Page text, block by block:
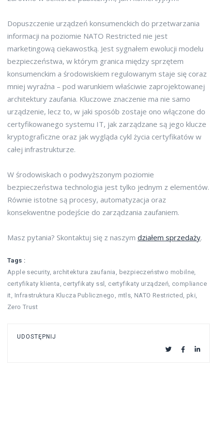
Dopuszczenie urządzeń konsumenckich do przetwarzania
informacji na poziomie NATO Restricted nie jest
marketingową ciekawostką. Jest sygnałem ewolucji modelu
bezpieczeństwa, w którym granica między sprzętem
konsumenckim a środowiskiem regulowanym staje się coraz
mniej wyraźna – pod warunkiem właściwie zaprojektowanej
architektury zaufania. Kluczowe znaczenie ma nie samo
urządzenie, lecz to, w jaki sposób zostaje ono włączone do
certyfikowanego systemu IT, jak zarządzane są jego klucze
kryptograficzne oraz jak wygląda cykl życia certyfikatów w
całej infrastrukturze.
W środowiskach o podwyższonym poziomie
bezpieczeństwa technologia jest tylko jednym z elementów.
Równie istotne są procesy, automatyzacja oraz
konsekwentne podejście do zarządzania zaufaniem.
Masz pytania? Skontaktuj się z naszym działem sprzedaży.
Tags :
Apple security, architektura zaufania bezpieczeństwo mobilne
certyfikaty klienta certyfikaty ssl certyfikaty urządzeń compliance
it Infrastruktura Klucza Publicznego mtls NATO Restricted pki
Zero Trust
UDOSTĘPNIJ